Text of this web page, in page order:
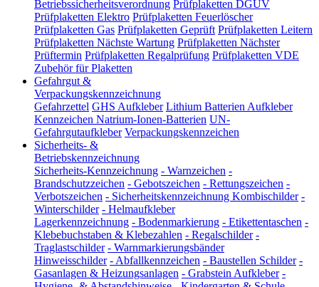
Betriebssicherheitsverordnung Prüfplaketten DGUV
Prüfplaketten Elektro Prüfplaketten Feuerlöscher
Prüfplaketten Gas Prüfplaketten Geprüft Prüfplaketten Leitern
Prüfplaketten Nächste Wartung Prüfplaketten Nächster
Prüftermin Prüfplaketten Regalprüfung Prüfplaketten VDE
Zubehör für Plaketten
Gefahrgut &
Verpackungskennzeichnung
Gefahrzettel GHS Aufkleber Lithium Batterien Aufkleber
Kennzeichen Natrium-Ionen-Batterien UN-
Gefahrgutaufkleber Verpackungskennzeichen
Sicherheits- &
Betriebskennzeichnung
Sicherheits-Kennzeichnung - Warnzeichen -
Brandschutzzeichen - Gebotszeichen - Rettungszeichen -
Verbotszeichen - Sicherheitskennzeichnung Kombischilder -
Winterschilder - Helmaufkleber
Lagerkennzeichnung - Bodenmarkierung - Etikettentaschen -
Klebebuchstaben & Klebezahlen - Regalschilder -
Traglastschilder - Warnmarkierungsbänder
Hinweisschilder - Abfallkennzeichen - Baustellen Schilder -
Gasanlagen & Heizungsanlagen - Grabstein Aufkleber -